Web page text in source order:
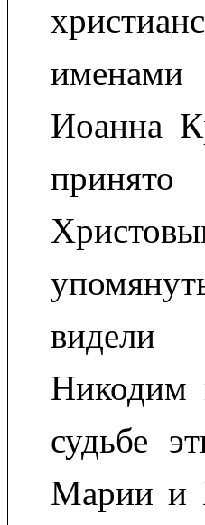
Иоанна
видели
судьбе
Марии и